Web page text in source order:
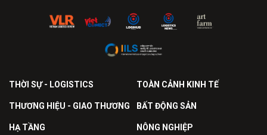
THỜI SỰ - LOGISTICS TOÀN CẢNH KINH TẾ
THƯƠNG HIỆU - GIAO THƯƠNG BẤT ĐỘNG SẢN
HẠ TẦNG NÔNG NGHIỆP